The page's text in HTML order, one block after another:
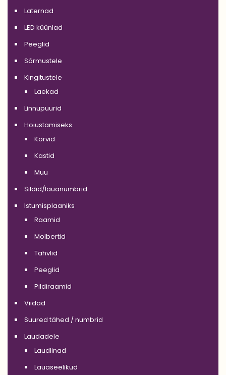
Laternad
LED küünlad
Peeglid
Sõrmustele
Kingitustele
Laekad
Linnupuurid
Hoiustamiseks
Korvid
Kastid
Muu
Sildid/lauanumbrid
Istumisplaaniks
Raamid
Molbertid
Tahvlid
Peeglid
Pildiraamid
Viidad
Suured tähed / numbrid
Laudadele
Laudlinad
Lauaseelikud